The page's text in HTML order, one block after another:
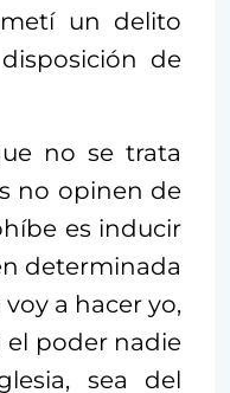
un delito
de
no se trata
no opinen de
es inducir
determinada
a hacer yo,
el poder nadie
sea del